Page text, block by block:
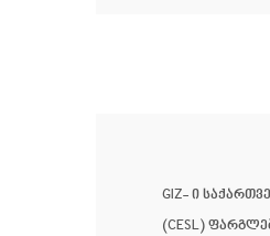
GIZ- ი
(CESL)